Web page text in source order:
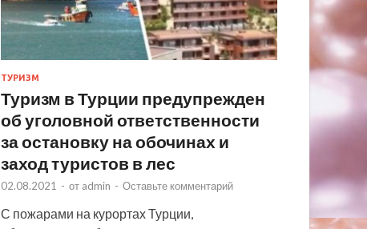
ТУРИЗМ
Туризм в Турции предупрежден
об уголовной ответственности
за остановку на обочинах и
заход туристов в лес
02.08.2021 - от admin - Оставьте комментарий
С пожарами на курортах Турции,